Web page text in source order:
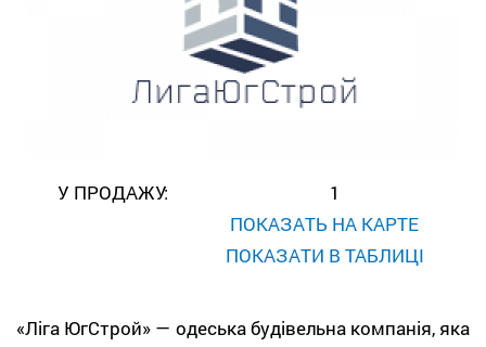
У ПРОДАЖУ:
1
ПОКАЗАТЬ НА КАРТЕ
ПОКАЗАТИ В ТАБЛИЦІ
«Ліга ЮгСтрой» — одеська будівельна компанія, яка